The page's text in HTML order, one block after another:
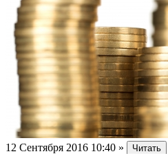
12 Сентября 2016 10:40 » Читать